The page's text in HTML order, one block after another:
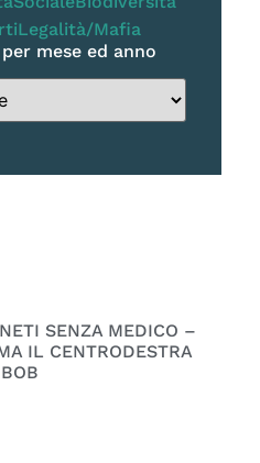
Legalità/Mafia
mese ed anno
SENZA MEDICO –
IL CENTRODESTRA